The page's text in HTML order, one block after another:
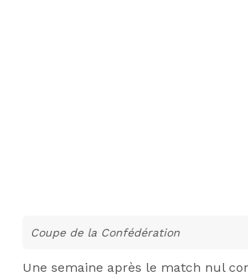
Coupe de la Confédération
Une semaine après le match nul